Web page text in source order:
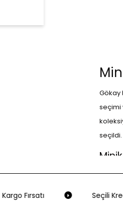
Gökay
seçimi
seçildi.
Panço
3 yaş
Fırsatı Seçili